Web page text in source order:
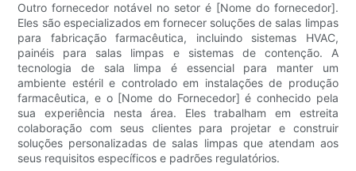
Outro fornecedor notável no setor é [Nome do fornecedor].
Eles são especializados em fornecer soluções de salas limpas
para fabricação farmacêutica, incluindo sistemas HVAC,
painéis para salas limpas e sistemas de contenção. A
tecnologia de sala limpa é essencial para manter um
ambiente estéril e controlado em instalações de produção
farmacêutica, e o [Nome do Fornecedor] é conhecido pela
sua experiência nesta área. Eles trabalham em estreita
colaboração com seus clientes para projetar e construir
soluções personalizadas de salas limpas que atendam aos
seus requisitos específicos e padrões regulatórios.